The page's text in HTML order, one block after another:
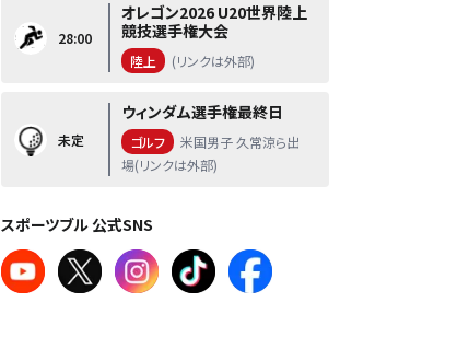
28:00
オレゴン2026 U20世界陸上
競技選手権大会
陸上 (リンクは外部)
未定
ウィンダム選手権最終日
ゴルフ
米国男子 久常涼ら出
場(リンクは外部)
スポーツブル 公式SNS